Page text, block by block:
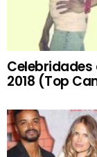
Celebridades
2018 (Top